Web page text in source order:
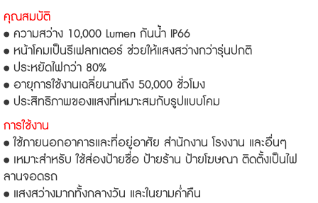
คุณสมบัติ
• ความสว่าง 10,000 Lumen กันน้ำ IP66
• หน้าโคมเป็นรีเฟลทเตอร์ ช่วยให้แสงสว่างกว่ารุ่นปกติ
• ประหยัดไฟกว่า 80%
• อายุการใช้งานเฉลี่ยนานถึง 50,000 ชั่วโมง
• ประสิทธิภาพของแสงที่เหมาะสมกับรูปแบบโคม
การใช้งาน
• ใช้ภายนอกอาคารและที่อยู่อาศัย สำนักงาน โรงงาน และอื่นๆ
• เหมาะสำหรับ ใช้ส่องป้ายชื่อ ป้ายร้าน ป้ายโฆษณา ติดตั้งเป็นไฟ
ลานจอดรถ
• แสงสว่างมากทั้งกลางวัน และในยามค่ำคืน